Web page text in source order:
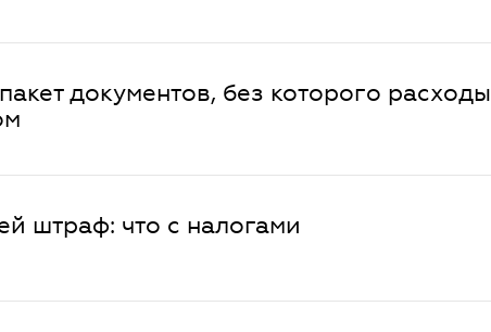
документов, без которого расходы
штраф: что с налогами